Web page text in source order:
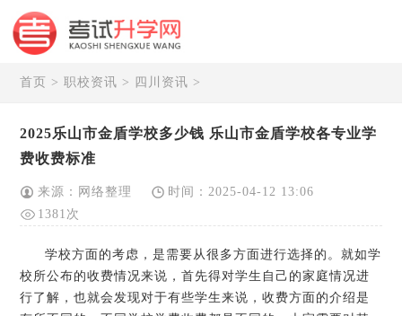
首页 >职校资讯 > 四川资讯 >
2025乐山市金盾学校多少钱 乐山市金盾学校各专业学
费收费标准
来源：网络整理
时间：2025-04-12 13:06
1381次
学校方面的考虑，是需要从很多方面进行选择的。就如学
校所公布的收费情况来说，首先得对学生自己的家庭情况进
行了解，也就会发现对于有些学生来说，收费方面的介绍是